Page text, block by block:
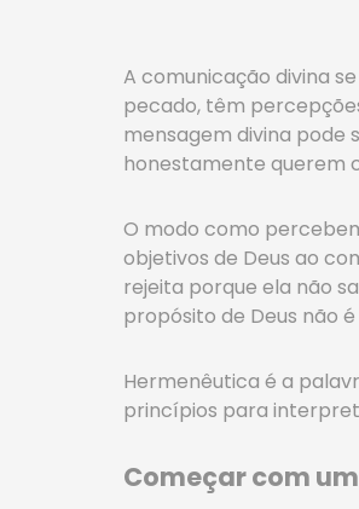
A comunicação divina
pecado, têm
mensagem divina pode
honestamente querem
O modo como
objetivos de Deus ao
rejeita porque ela não
propósito de Deus não
Hermenêutica é a
princípios para
Começar com